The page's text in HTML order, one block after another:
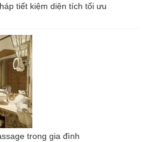
tiết kiệm diện tích tối ưu
trong gia đình